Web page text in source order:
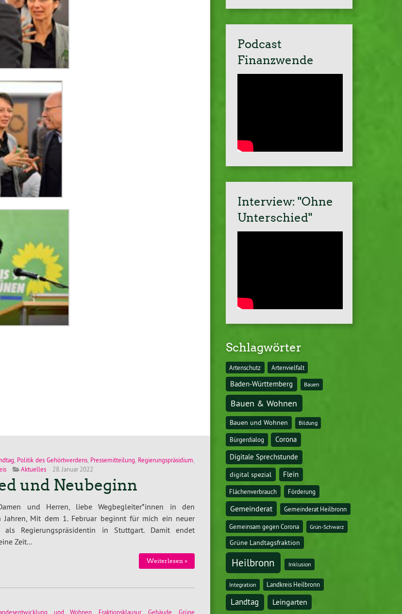
, Politik des Gehörtwerdens, Pressemitteilung, Regierungspräsidium,
Aktuelles 28. Januar 2022
und Neubeginn
und Herren, liebe Wegbegleiter*innen in den
Jahren, Mit dem 1. Februar beginnt für mich ein neuer
als Regierungspräsidentin in Stuttgart. Damit endet
Zeit…
Weiterlesen »
und Wohnen Fraktionsklausur, Gebäude ,Grüne
Podcast
Finanzwende
Interview: "Ohne
Unterschied"
Schlagwörter
Artenschutz Artenvielfalt
Baden-Württemberg Bauen
Bauen & Wohnen
Bauen und Wohnen Bildung
Bürgerdialog Corona
Digitale Sprechstunde
digital spezial
Flein
Flächenverbrauch Förderung
Gemeinderat Gemeinderat Heilbronn
Gemeinsam gegen Corona Grün-Schwarz
Grüne Landtagsfraktion
Heilbronn Inklusion
Integration Landkreis Heilbronn
Landtag Leingarten